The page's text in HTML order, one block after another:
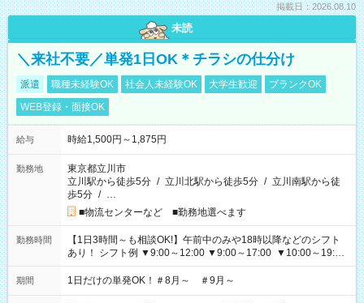
掲載日：2026.08.10
未読
＼来社不要／単発1日OK＊チラシの仕分け
派遣 職種未経験OK 社会人未経験OK 大学生歓迎
ブランクOK
WEB登録・面接OK
給与 時給1,500円～1,875円
勤務地
東京都立川市
立川駅から徒歩5分 / 立川北駅から徒歩5分 / 立川南駅から徒
歩5分 / …
■物流センターなど ■勤務地選べます
勤務時間
【1日3時間～も相談OK!】午前中のみや18時以降などのシフト
あり！ シフト例 ▼9:00～12:00 ▼9:00～17:00 ▼10:00～19:00
▼18:00～21:00
期間 1日だけの単発OK！＃8月～ ＃9月～